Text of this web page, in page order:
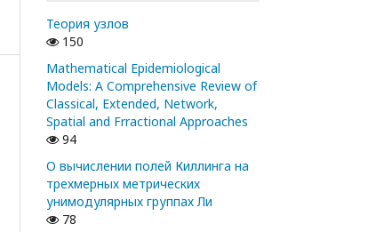
Теория узлов
150
Mathematical Epidemiological
Models: A Comprehensive Review of
Classical, Extended, Network,
Spatial and Frractional Approaches
94
О вычислении полей Киллинга на
трехмерных метрических
унимодулярных группах Ли
78